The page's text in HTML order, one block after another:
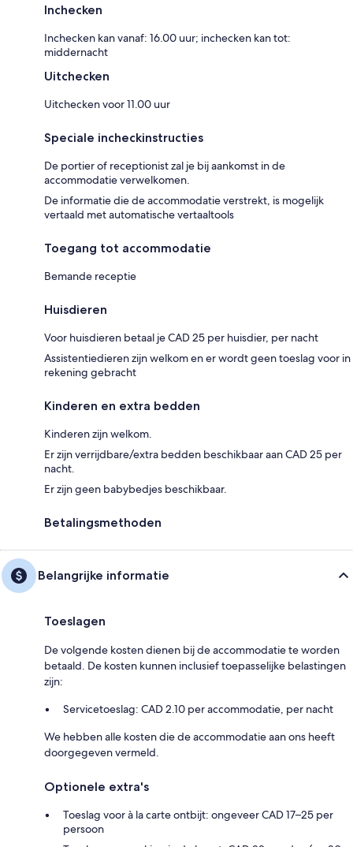
Inchecken
Inchecken kan vanaf: 16.00 uur; inchecken kan tot:
middernacht
Uitchecken
Uitchecken voor 11.00 uur
Speciale incheckinstructies
De portier of receptionist zal je bij aankomst in de
accommodatie verwelkomen.
De informatie die de accommodatie verstrekt, is mogelijk
vertaald met automatische vertaaltools
Toegang tot accommodatie
Bemande receptie
Huisdieren
Voor huisdieren betaal je CAD 25 per huisdier, per nacht
Assistentiedieren zijn welkom en er wordt geen toeslag voor in
rekening gebracht
Kinderen en extra bedden
Kinderen zijn welkom.
Er zijn verrijdbare/extra bedden beschikbaar aan CAD 25 per
nacht.
Er zijn geen babybedjes beschikbaar.
Betalingsmethoden
Belangrijke informatie
Toeslagen
De volgende kosten dienen bij de accommodatie te worden
betaald. De kosten kunnen inclusief toepasselijke belastingen
zijn:
Servicetoeslag: CAD 2.10 per accommodatie, per nacht
We hebben alle kosten die de accommodatie aan ons heeft
doorgegeven vermeld.
Optionele extra's
Toeslag voor à la carte ontbijt: ongeveer CAD 17–25 per
persoon